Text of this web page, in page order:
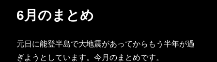
6月のまとめ
元日に能登半島で大地震があってからもう半年が過
ぎようとしています。今月のまとめです。